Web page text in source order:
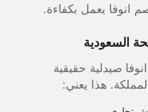
انوفا يعمل بكفاءة.
السعودية
صيدلية حقيقية
هذا يعني: